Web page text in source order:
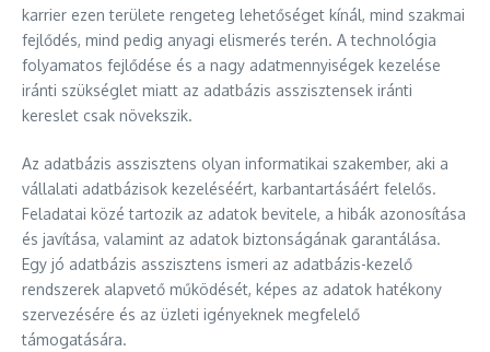
karrier ezen területe rengeteg lehetőséget kínál, mind szakmai
fejlődés, mind pedig anyagi elismerés terén. A technológia
folyamatos fejlődése és a nagy adatmennyiségek kezelése
iránti szükséglet miatt az adatbázis asszisztensek iránti
kereslet csak növekszik.
Az adatbázis asszisztens olyan informatikai szakember, aki a
vállalati adatbázisok kezeléséért, karbantartásáért felelős.
Feladatai közé tartozik az adatok bevitele, a hibák azonosítása
és javítása, valamint az adatok biztonságának garantálása.
Egy jó adatbázis asszisztens ismeri az adatbázis-kezelő
rendszerek alapvető működését, képes az adatok hatékony
szervezésére és az üzleti igényeknek megfelelő
támogatására.